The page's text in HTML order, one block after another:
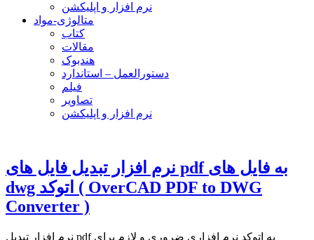
نرم افزار و اپلیکشن
متالوژی-مواد
کتاب
مقالات
هندبوک
دستورالعمل – استاندارد
فیلم
تصاویر
نرم افزار و اپلیکشن
نرم افزار تبدیل فایل های pdf به فایل های
dwg اتوکد ( OverCAD PDF to DWG
Converter )
نرم افزار تبدیل pdf به اتوکد نرم افزاری ضروری و لازم برای